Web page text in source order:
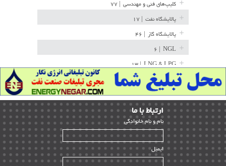
کلیپ‌های فنی و مهندسی
پالایشگاه نفت
پالایشگاه گاز
NGL
LNG & LPG | ۱۳
خط لوله | ۳۶
مخازن ذخیره | ۱۵
پتروشیمی | ۱۴
بازرسی و QC | ۱۵
HSE | ۳۹
ساخت و نصب | ۱۲
ارﺗﺒﺎط ﺑﺎ ما
ﻧﺎم و ﻧﺎم ﺧﺎﻧﻮادﮔﻰ
ایمیل